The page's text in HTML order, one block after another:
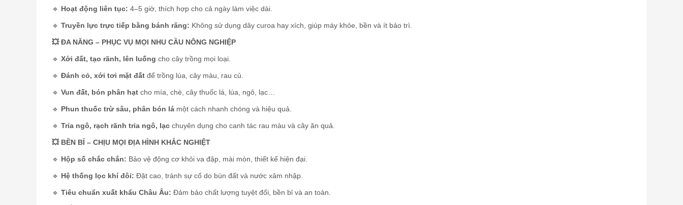
🔹 Hoạt động liên tục: 4–5 giờ, thích hợp cho cả ngày làm việc dài.
🔹 Truyền lực trực tiếp bằng bánh răng: Không sử dụng dây curoa hay xích, giúp máy khỏe, bền và ít bảo trì.
💥 ĐA NĂNG – PHỤC VỤ MỌI NHU CẦU NÔNG NGHIỆP
🔹 Xới đất, tạo rãnh, lên luống cho cây trồng mọi loại.
🔹 Đánh cỏ, xới tơi mặt đất để trồng lúa, cây màu, rau củ.
🔹 Vun đất, bón phân hạt cho mía, chè, cây thuốc lá, lúa, ngô, lạc…
🔹 Phun thuốc trừ sâu, phân bón lá một cách nhanh chóng và hiệu quả.
🔹 Trỉa ngô, rạch rãnh trỉa ngô, lạc chuyên dụng cho canh tác rau màu và cây ăn quả.
💥 BỀN BỈ – CHỊU MỌI ĐỊA HÌNH KHẮC NGHIỆT
🔹 Hộp số chắc chắn: Bảo vệ động cơ khỏi va đập, mài mòn, thiết kế hiện đại.
🔹 Hệ thống lọc khí đôi: Đặt cao, tránh sự cố do bùn đất và nước xâm nhập.
🔹 Tiêu chuẩn xuất khẩu Châu Âu: Đảm bảo chất lượng tuyệt đối, bền bỉ và an toàn.